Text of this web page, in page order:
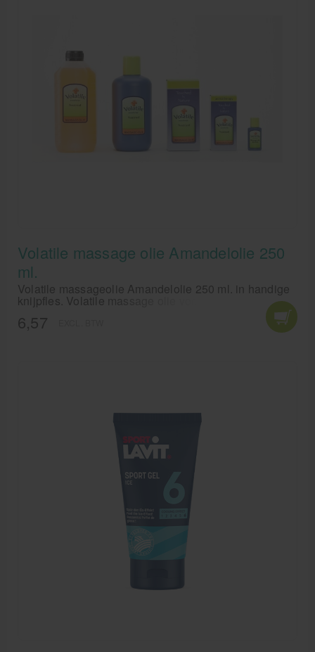
Volatile massage olie Amandelolie 250
ml.
Volatile massageolie Amandelolie 250 ml. in handige
knijpfles. Volatile massage olie voor heerlijk
ontspannende massages.
6,57